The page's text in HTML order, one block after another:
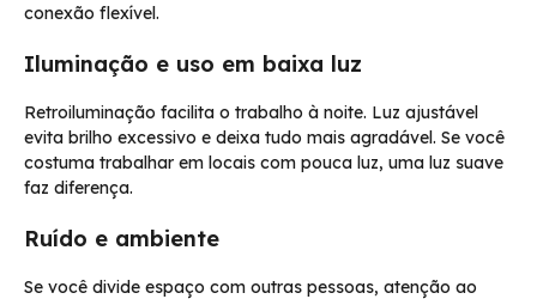
conexão flexível.
Iluminação e uso em baixa luz
Retroiluminação facilita o trabalho à noite. Luz ajustável
evita brilho excessivo e deixa tudo mais agradável. Se você
costuma trabalhar em locais com pouca luz, uma luz suave
faz diferença.
Ruído e ambiente
Se você divide espaço com outras pessoas, atenção ao